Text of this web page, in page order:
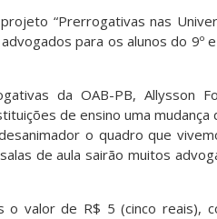
“Prerrogativas nas
para os alunos do 9º
da OAB-PB, Allysson
de ensino uma
o quadro que
de aula sairão muitos
valor de R$ 5 (cinco reais),